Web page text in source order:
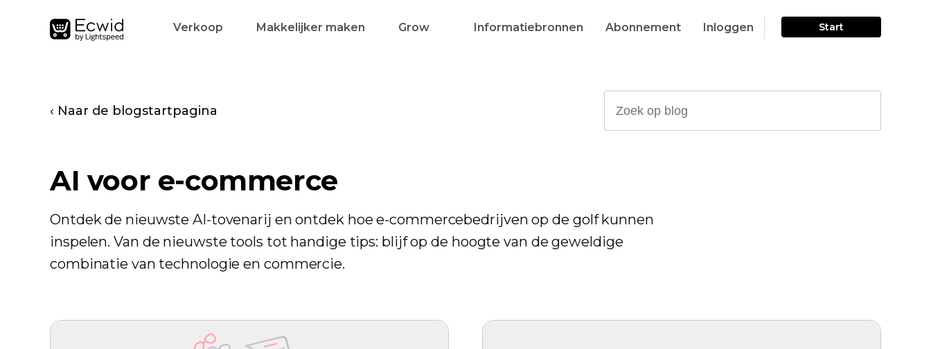
Verkoop Makkelijker maken Grow Informatiebronnen Abonnement Inloggen Start
‹ Naar de blogstartpagina
AI voor e-commerce
Ontdek de nieuwste AI-tovenarij en ontdek hoe e-commercebedrijven op de golf kunnen
inspelen. Van de nieuwste tools tot handige tips: blijf op de hoogte van de geweldige
combinatie van technologie en commercie.